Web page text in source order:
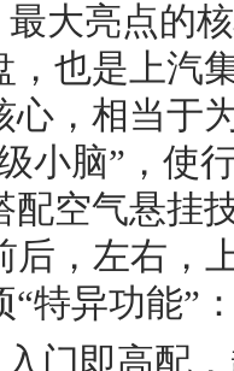
大亮点的
，也是上汽
心，相当于
小脑”，使
配空气悬挂
后，左右，
特异功能”